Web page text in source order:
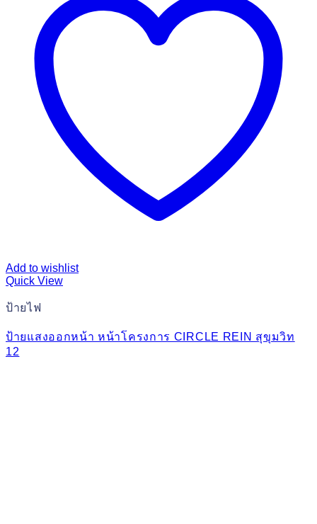
Add to wishlist
Quick View
ป้ายไฟ
ป้ายแสงออกหน้า หน้าโครงการ CIRCLE REIN สุขุมวิท
12